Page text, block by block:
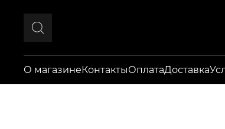
О магазинеКонтактыОплатаДоставка